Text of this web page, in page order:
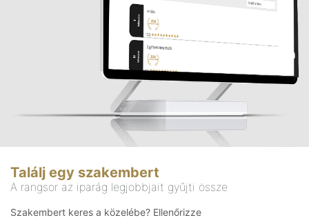
Találj egy szakembert
A rangsor az iparág legjobbjait gyűjti össze
Szakembert keres a közelébe? Ellenőrizze